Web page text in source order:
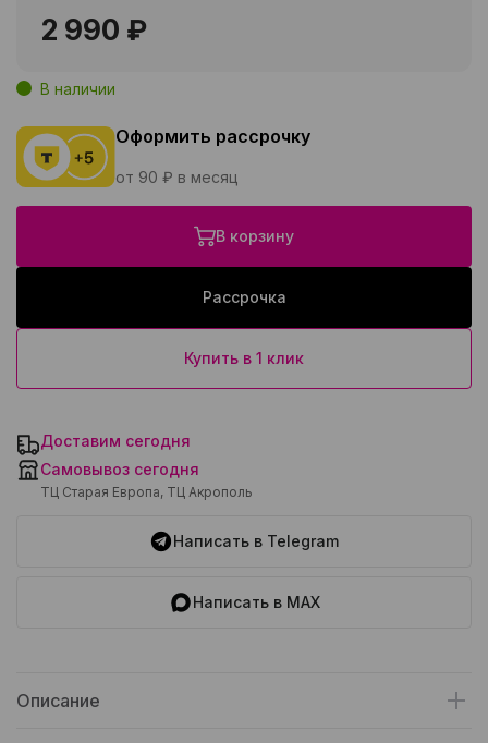
2 990 ₽
В наличии
Оформить рассрочку
от 90 ₽ в месяц
В корзину
Рассрочка
Купить в 1 клик
Доставим сегодня
Самовывоз сегодня
ТЦ Старая Европа, ТЦ Акрополь
Написать в Telegram
Написать в MAX
Описание